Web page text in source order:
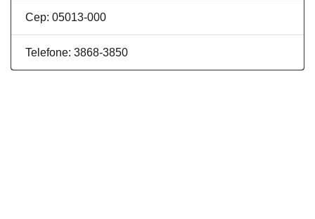
Cep: 05013-000
Telefone: 3868-3850